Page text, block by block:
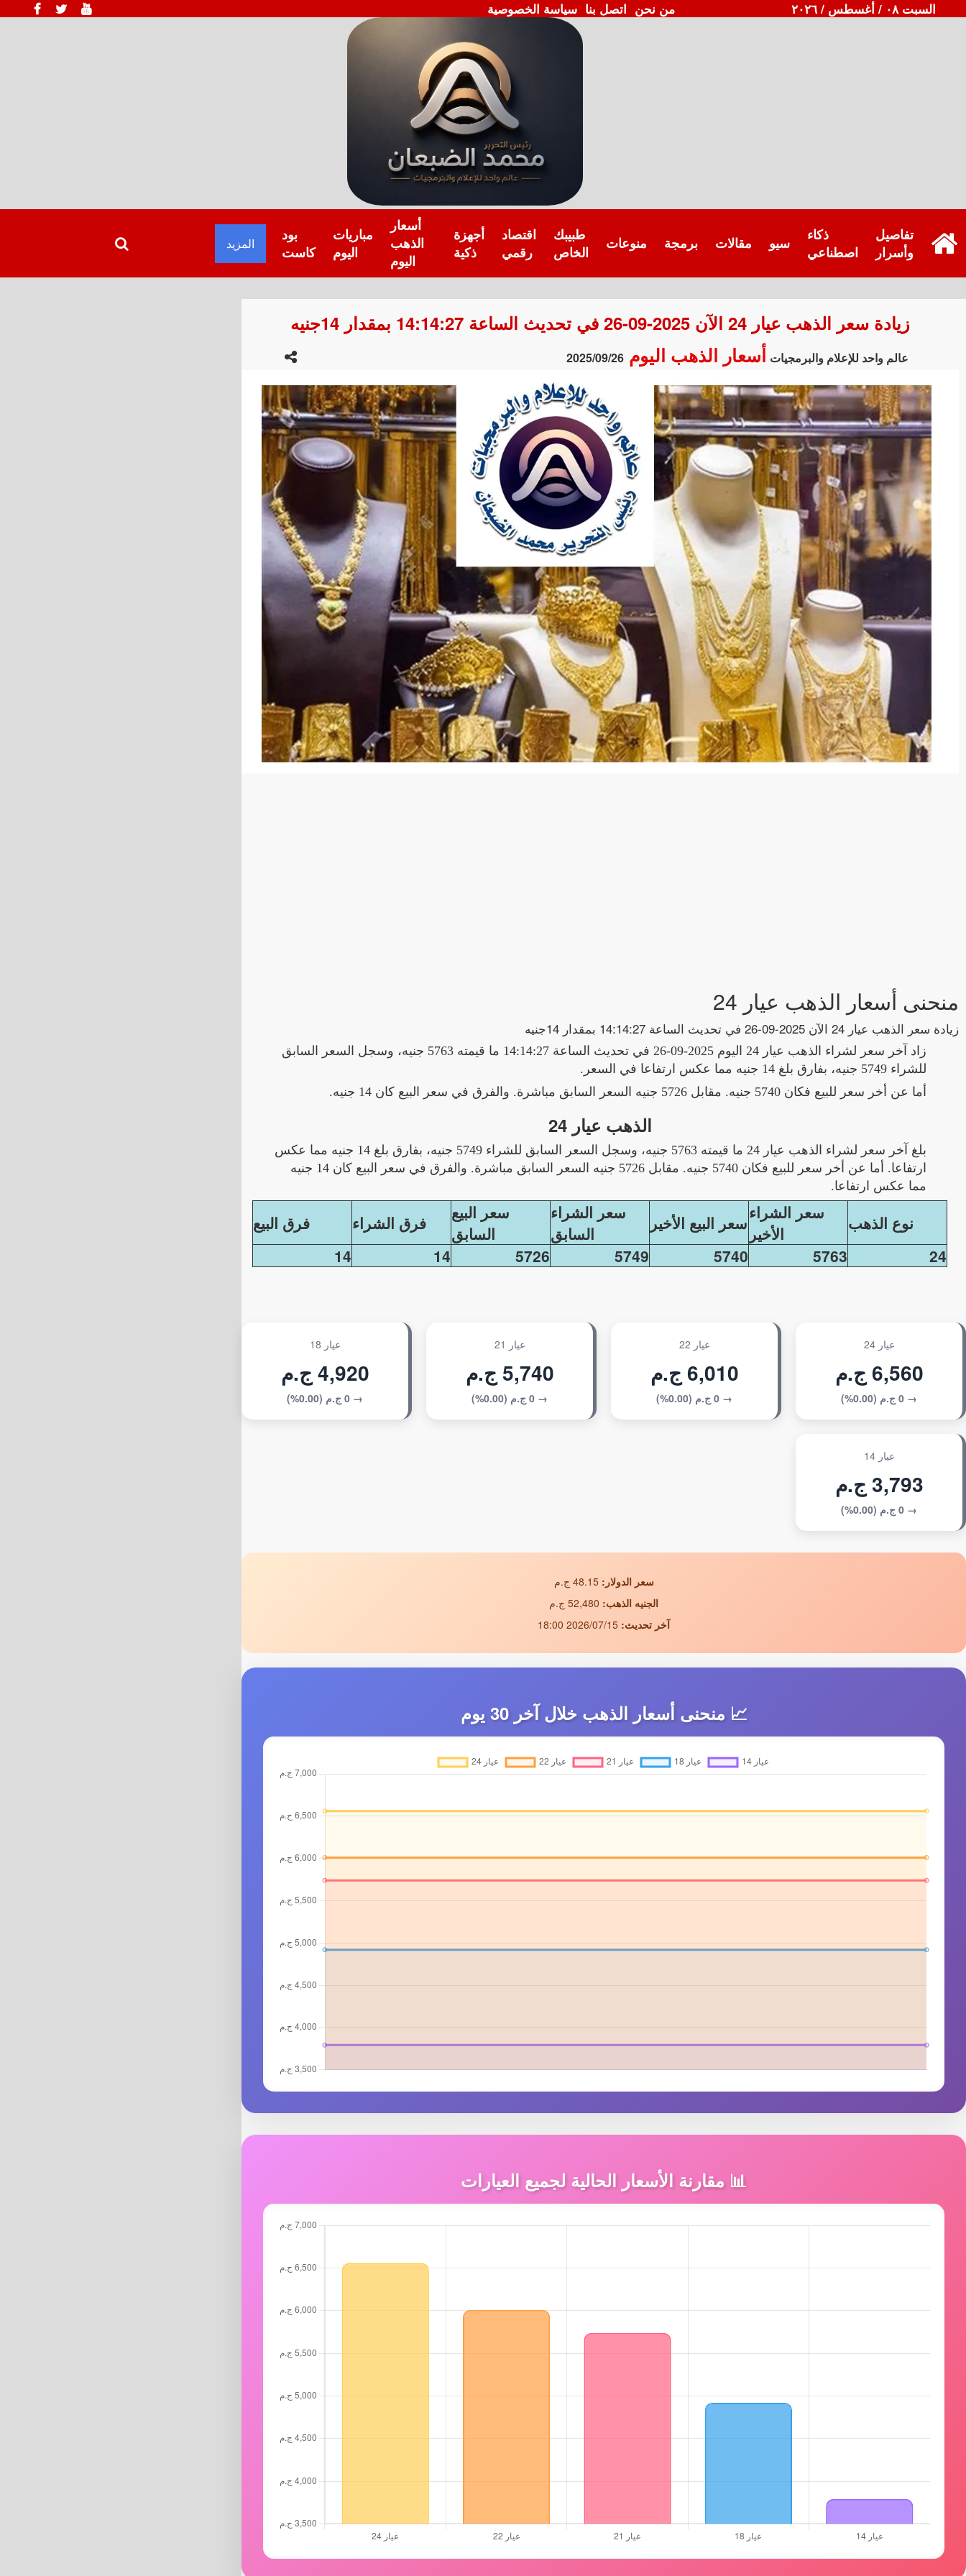
السبت ٠٨ / أغسطس / ٢٠٢٦ من نحن اتصل بنا سياسة الخصوصية
المزيد
بود
كاست
مباريات
اليوم
أسعار
الذهب
اليوم
أجهزة
ذكية
اقتصاد
رقمي
طبيبك
الخاص
منوعات برمجة مقالات سيو
ذكاء
اصطناعي
تفاصيل
وأسرار
زيادة سعر الذهب عيار 24 الآن 2025-09-26 في تحديث الساعة 14:14:27 بمقدار 14جنيه
عالم واحد للإعلام والبرمجيات أسعار الذهب اليوم 2025/09/26
منحنى أسعار الذهب عيار 24
زيادة سعر الذهب عيار 24 الآن 2025-09-26 في تحديث الساعة 14:14:27 بمقدار 14جنيه
زاد آخر سعر لشراء الذهب عيار 24 اليوم 2025-09-26 في تحديث الساعة 14:14:27 ما قيمته 5763 جنيه، وسجل السعر السابق
للشراء 5749 جنيه، بفارق بلغ 14 جنيه مما عكس ارتفاعا في السعر.
أما عن أخر سعر للبيع فكان 5740 جنيه. مقابل 5726 جنيه السعر السابق مباشرة. والفرق في سعر البيع كان 14 جنيه.
الذهب عيار 24
بلغ آخر سعر لشراء الذهب عيار 24 ما قيمته 5763 جنيه، وسجل السعر السابق للشراء 5749 جنيه، بفارق بلغ 14 جنيه مما عكس
ارتفاعا. أما عن أخر سعر للبيع فكان 5740 جنيه. مقابل 5726 جنيه السعر السابق مباشرة. والفرق في سعر البيع كان 14 جنيه
مما عكس ارتفاعا.
نوع الذهب
سعر الشراء
الأخير سعر البيع الأخير
سعر الشراء
السابق
سعر البيع
السابق
فرق الشراء
فرق البيع
24
5763
5740
5749
5726
14
14
عيار 24
6,560 ج.م
→ 0 ج.م (0.00%)
عيار 22
6,010 ج.م
→ 0 ج.م (0.00%)
عيار 21
5,740 ج.م
→ 0 ج.م (0.00%)
عيار 18
4,920 ج.م
→ 0 ج.م (0.00%)
عيار 14
3,793 ج.م
→ 0 ج.م (0.00%)
سعر الدولار: 48.15 ج.م
الجنيه الذهب:
آخر تحديث:
📈 منحنى أسعار الذهب خلال آخر 30 يوم
📊 مقارنة الأسعار الحالية لجميع العيارات